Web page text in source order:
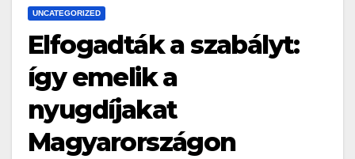
UNCATEGORIZED
Elfogadták a szabályt:
így emelik a
nyugdíjakat
Magyarországon